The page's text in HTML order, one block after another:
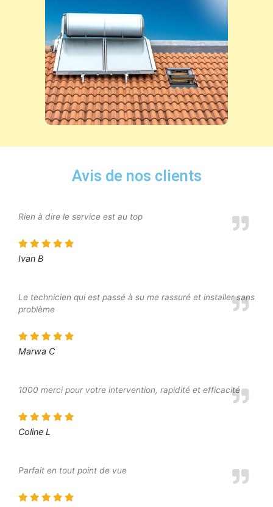
Avis de nos clients
Rien à dire le service est au top
Ivan B
Le technicien qui est passé à su me rassuré et installer sans
problème
Marwa C
1000 merci pour votre intervention, rapidité et efficacité
Coline L
Parfait en tout point de vue